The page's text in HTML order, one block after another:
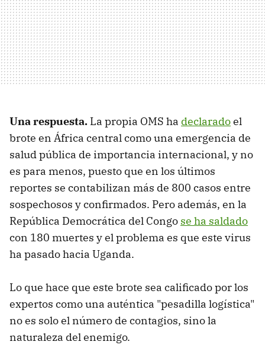
Una respuesta. La propia OMS ha declaradoel
brote en África central como una emergencia de
salud pública de importancia internacional, y no
es para menos, puesto que en los últimos
reportes se contabilizan más de 800 casos entre
sospechosos y confirmados. Pero además, en la
República Democrática del Congo se ha saldado
con 180 muertes y el problema es que este virus
ha pasado hacia Uganda.
Lo que hace que este brote sea calificado por los
expertos como una auténtica "pesadilla logística"
no es solo el número de contagios, sino la
naturaleza del enemigo.